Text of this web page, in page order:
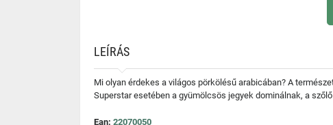
LEÍRÁS
Mi olyan érdekes a világos pörkölésű arabicában? A
Superstar esetében a gyümölcsös jegyek dominálnak, a
Ean: 22070050